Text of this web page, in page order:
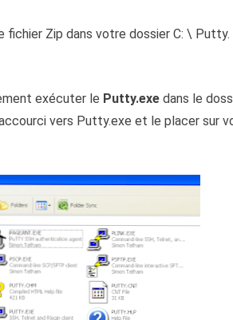
Zip dans votre dossier C: \
exécuter le Putty.exe dans le
vers Putty.exe et le placer sur